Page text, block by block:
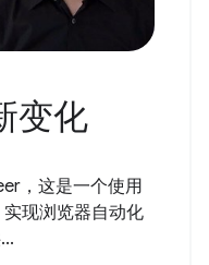
变化
，这是一个使用
现浏览器自动化